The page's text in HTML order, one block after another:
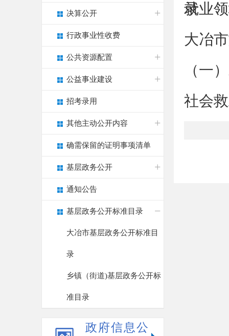
决算公开
行政事业性收费
公共资源配置
公益事业建设
招考录用
其他主动公开内容
确需保留的证明事项清单
基层政务公开
通知公告
基层政务公开标准目录
大冶市基层政务公开标准目
录
乡镇（街道)基层政务公开标
准目录
政府信息公
录
就业
大冶
（一
社会